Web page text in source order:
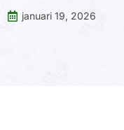
januari 19, 2026